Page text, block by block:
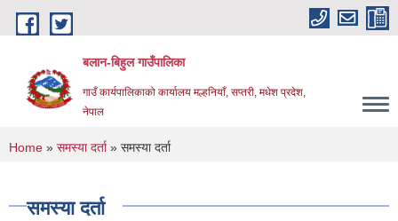
Skip to main content
बलान-बिहुल गाउँपालिका
गाउँ कार्यपालिकाको कार्यालय मल्हनियाँ, सप्तरी, मधेश प्रदेश,
नेपाल
You are here
Home » समस्या दर्ता» समस्या दर्ता
समस्या दर्ता